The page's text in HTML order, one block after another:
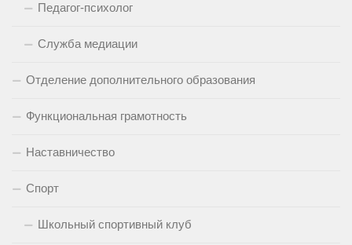
Педагог-психолог
Служба медиации
Отделение дополнительного образования
Функциональная грамотность
Наставничество
Спорт
Школьный спортивный клуб